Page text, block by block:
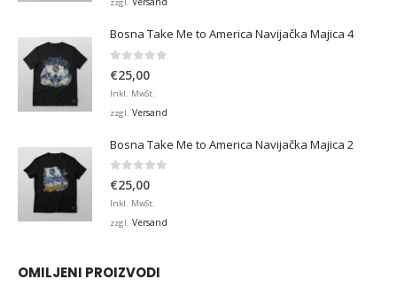
zzgl.
Bosna Take Me to America Navijačka Majica 4
€25,00
Inkl. MwSt.
zzgl. Versand
Bosna Take Me to America Navijačka Majica 2
0 von 5
€25,00
Inkl. MwSt.
zzgl. Versand
OMILJENI PROIZVODI